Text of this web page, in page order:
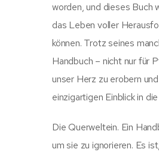
worden, und dieses Buch
das Leben voller
können. Trotz seines
Handbuch – nicht nur für
unser Herz zu erobern
einzigartigen Einblick in
Die Querweltein. Ein
um sie zu ignorieren. Es